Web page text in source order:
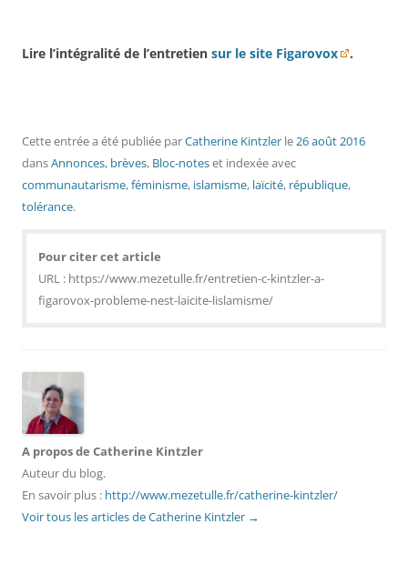
Lire l’intégralité de l’entretien sur le site Figarovox .
Cette entrée a été publiée parCatherine Kintzler le26 août 2016
dansAnnonces, brèves, Bloc-noteset indexée avec
communautarisme,féminisme, islamisme, laïcité, république,
tolérance.
Pour citer cet article
URL : https://www.mezetulle.fr/entretien-c-kintzler-a-
figarovox-probleme-nest-laicite-lislamisme/
A propos de Catherine Kintzler
Auteur du blog.
En savoir plus : http://www.mezetulle.fr/catherine-kintzler/
Voir tous les articles de Catherine Kintzler →